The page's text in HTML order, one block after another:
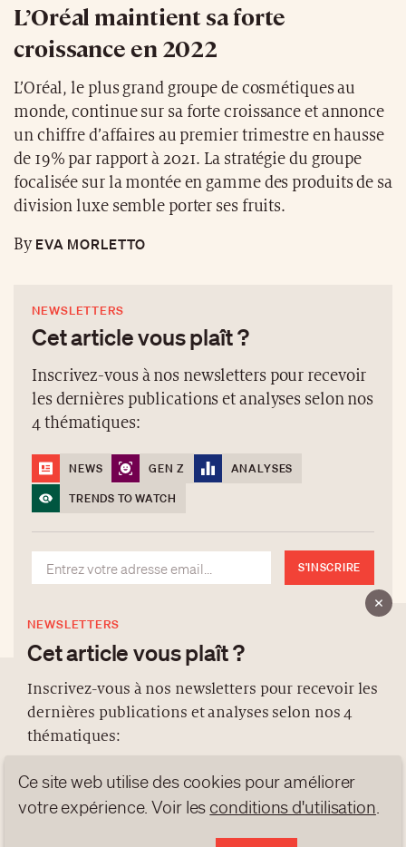
L’Oréal maintient sa forte
croissance en 2022
L’Oréal, le plus grand groupe de cosmétiques au
monde, continue sur sa forte croissance et annonce
un chiffre d’affaires au premier trimestre en hausse
de 19% par rapport à 2021. La stratégie du groupe
focalisée sur la montée en gamme des produits de sa
division luxe semble porter ses fruits.
ByEVA MORLETTO
NEWSLETTERS
Cet article vous plaît ?
Inscrivez-vous à nos newsletters pour recevoir
les dernières publications et analyses selon nos
4 thématiques:
NEWS GEN Z
ANALYSES
TRENDS TO WATCH
S'INSCRIRE
NEWSLETTERS
Cet article vous plaît ?
Inscrivez-vous à nos newsletters pour recevoir les
dernières publications et analyses selon nos 4
thématiques:
NEWS GEN Z
ANALYSES
TRENDS TO WATCH
À PROPOS
PROTECTION DES DONNÉES
contact@luxurytribune.com
Ce site web utilise des cookies pour améliorer
votre expérience. Voir les conditions d'utilisation